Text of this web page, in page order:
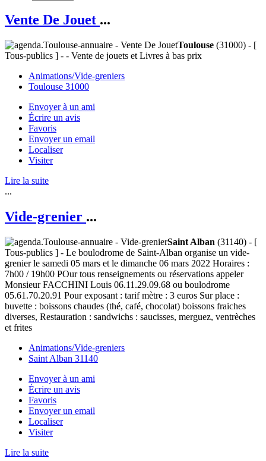
Vente De Jouet ...
Toulouse (31000) - [
Tous-publics ] - - Vente de jouets et Livres à bas prix
Animations/Vide-greniers
Toulouse 31000
Envoyer à un ami
Écrire un avis
Favoris
Envoyer un email
Localiser
Visiter
Lire la suite
...
Vide-grenier ...
Saint Alban (31140) - [
Tous-publics ] - Le boulodrome de Saint-Alban organise un vide-
grenier le samedi 05 mars et le dimanche 06 mars 2022 Horaires :
7h00 / 19h00 POur tous renseignements ou réservations appeler
Monsieur FACCHINI Louis 06.11.29.09.68 ou boulodrome
05.61.70.20.91 Pour exposant : tarif mètre : 3 euros Sur place :
buvette : boissons chaudes (thé, café, chocolat) boissons fraiches
diverses, Restauration : sandwichs : saucisses, merguez, ventrèches
et frites
Animations/Vide-greniers
Saint Alban 31140
Envoyer à un ami
Écrire un avis
Favoris
Envoyer un email
Localiser
Visiter
Lire la suite